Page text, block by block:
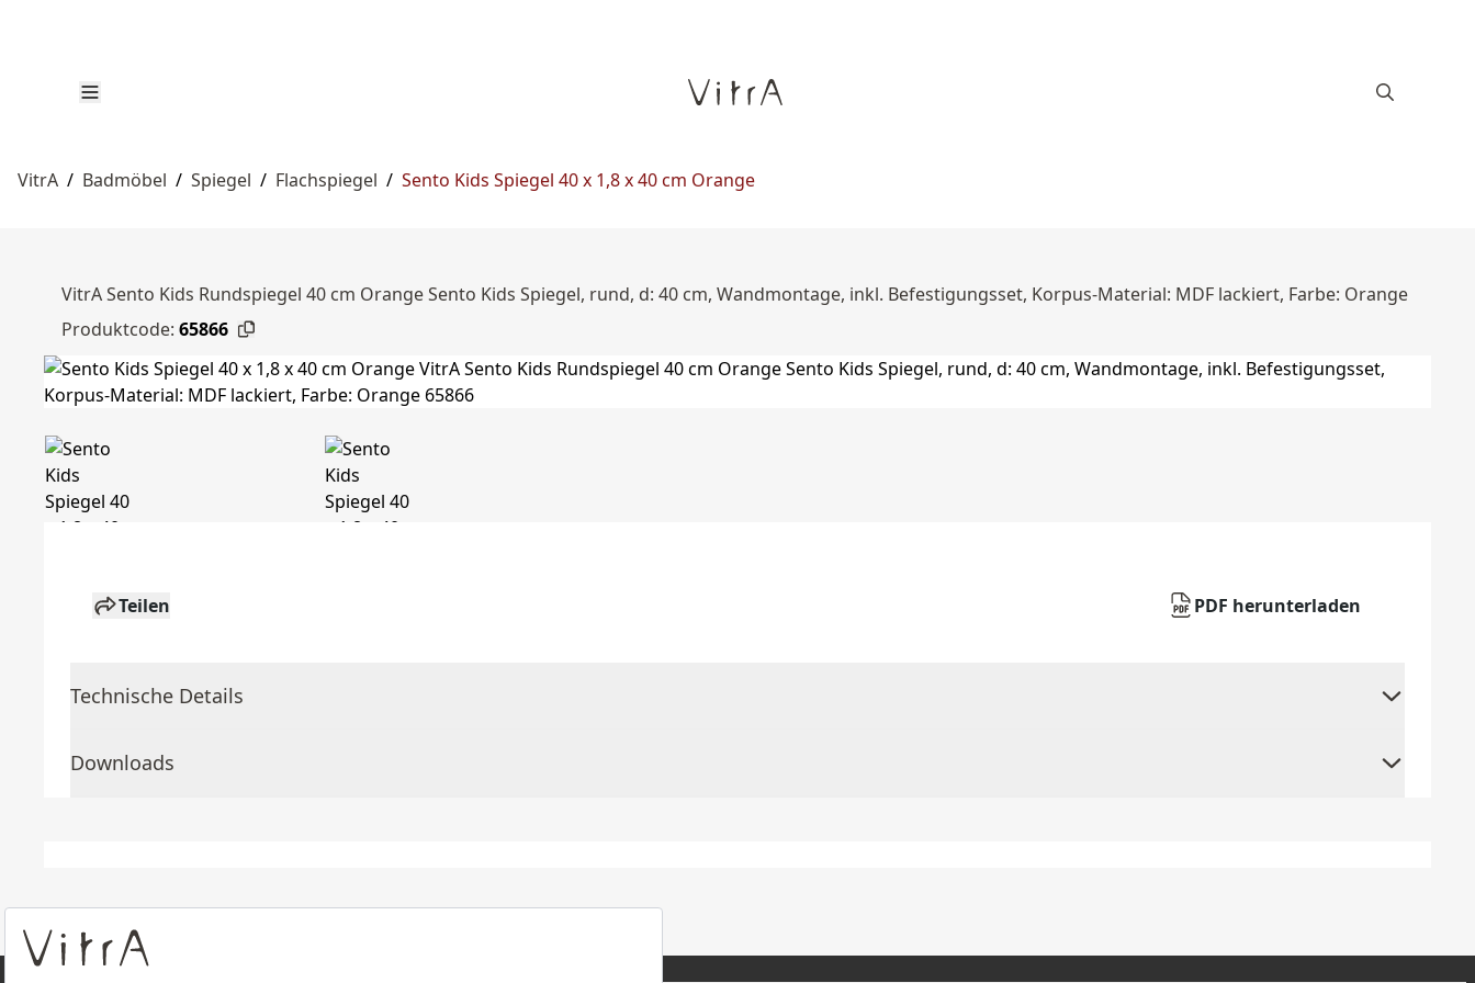
VitrA / Badmöbel / Spiegel / Flachspiegel / Sento Kids Spiegel 40 x 1,8 x 40 cm Orange
VitrA Sento Kids Rundspiegel 40 cm Orange Sento Kids Spiegel, rund, d: 40 cm, Wandmontage, inkl. Befestigungsset, Korpus-Material: MDF lackiert, Farbe: Orange
Produktcode: 65866
Teilen PDF herunterladen
Technische Details
Downloads